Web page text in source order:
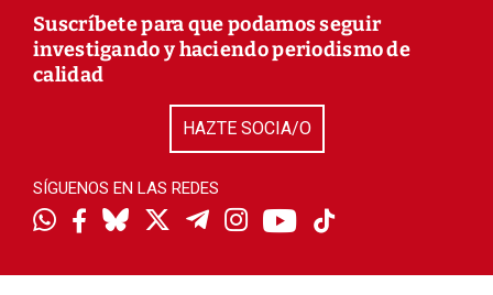
Suscríbete para que podamos seguir
investigando y haciendo periodismo de
calidad
HAZTE SOCIA/O
SÍGUENOS EN LAS REDES